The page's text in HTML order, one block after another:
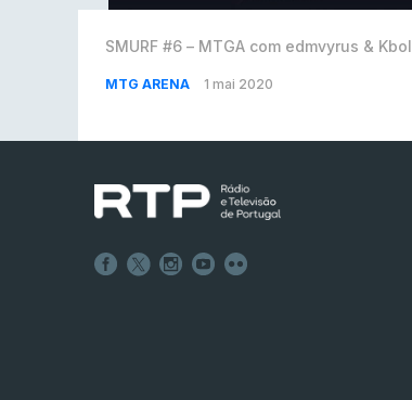
SMURF #6 – MTGA com edmvyrus & Kbol
MTG ARENA 1 mai 2020